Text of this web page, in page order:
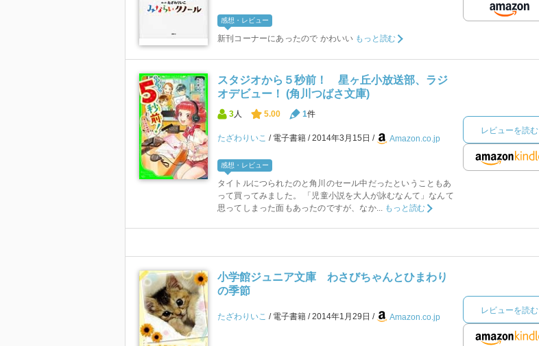
感想・レビュー
新刊コーナーにあったので かわいい もっと読む
スタジオから５秒前！ 星ヶ丘小放送部、ラジ
オデビュー！ (角川つばさ文庫)
3人 5.00 1件
たざわりいこ 電子書籍 2014年3月15日 Amazon.co.jp
感想・レビュー
タイトルにつられたのと角川のセール中だったということもあ
って買ってみました。 「児童小説を大人が詠むなんて」なんて
思ってしまった面もあったのですが、なか...
もっと読む
レビューを読む
小学館ジュニア文庫 わさびちゃんとひまわり
の季節
たざわりいこ 電子書籍 2014年1月29日 Amazon.co.jp
レビューを読む